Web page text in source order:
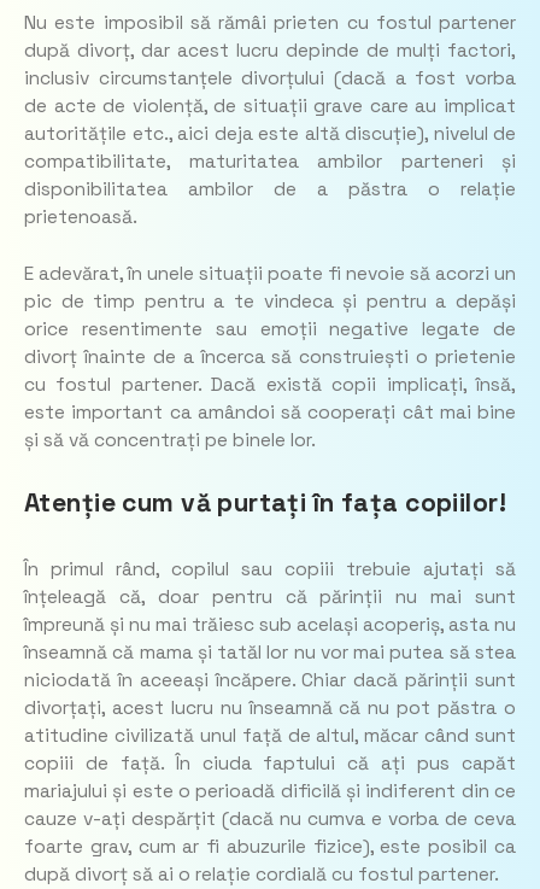
Nu este imposibil să rămâi prieten cu fostul partener
după divorț, dar acest lucru depinde de mulți factori,
inclusiv circumstanțele divorțului (dacă a fost vorba
de acte de violență, de situații grave care au implicat
autoritățile etc., aici deja este altă discuție), nivelul de
compatibilitate, maturitatea ambilor parteneri și
disponibilitatea ambilor de a păstra o relație
prietenoasă.
E adevărat, în unele situații poate fi nevoie să acorzi un
pic de timp pentru a te vindeca și pentru a depăși
orice resentimente sau emoții negative legate de
divorț înainte de a încerca să construiești o prietenie
cu fostul partener. Dacă există copii implicați, însă,
este important ca amândoi să cooperați cât mai bine
și să vă concentrați pe binele lor.
Atenție cum vă purtați în fața copiilor!
În primul rând, copilul sau copiii trebuie ajutați să
înțeleagă că, doar pentru că părinții nu mai sunt
împreună și nu mai trăiesc sub același acoperiș, asta nu
înseamnă că mama și tatăl lor nu vor mai putea să stea
niciodată în aceeași încăpere. Chiar dacă părinții sunt
divorțați, acest lucru nu înseamnă că nu pot păstra o
atitudine civilizată unul față de altul, măcar când sunt
copiii de față. În ciuda faptului că ați pus capăt
mariajului și este o perioadă dificilă și indiferent din ce
cauze v-ați despărțit (dacă nu cumva e vorba de ceva
foarte grav, cum ar fi abuzurile fizice), este posibil ca
după divorț să ai o relație cordială cu fostul partener.